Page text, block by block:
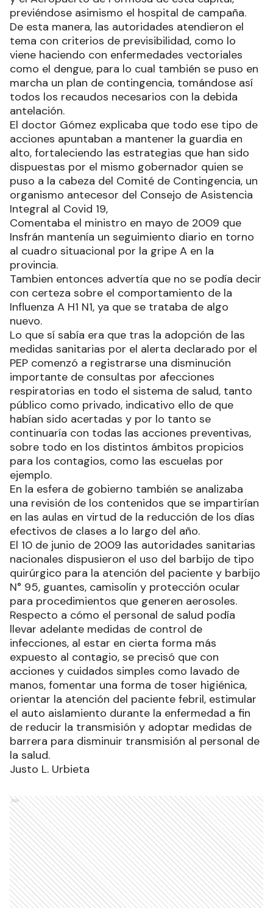
previéndose asimismo el hospital de campaña.
De esta manera, las autoridades atendieron el
tema con criterios de previsibilidad, como lo
viene haciendo con enfermedades vectoriales
como el dengue, para lo cual también se puso en
marcha un plan de contingencia, tomándose así
todos los recaudos necesarios con la debida
antelación.
El doctor Gómez explicaba que todo ese tipo de
acciones apuntaban a mantener la guardia en
alto, fortaleciendo las estrategias que han sido
dispuestas por el mismo gobernador quien se
puso a la cabeza del Comité de Contingencia, un
organismo antecesor del Consejo de Asistencia
Integral al Covid 19,
Comentaba el ministro en mayo de 2009 que
Insfrán mantenía un seguimiento diario en torno
al cuadro situacional por la gripe A en la
provincia.
Tambien entonces advertía que no se podía decir
con certeza sobre el comportamiento de la
Influenza A H1 N1, ya que se trataba de algo
nuevo.
Lo que sí sabía era que tras la adopción de las
medidas sanitarias por el alerta declarado por el
PEP comenzó a registrarse una disminución
importante de consultas por afecciones
respiratorias en todo el sistema de salud, tanto
público como privado, indicativo ello de que
habían sido acertadas y por lo tanto se
continuaría con todas las acciones preventivas,
sobre todo en los distintos ámbitos propicios
para los contagios, como las escuelas por
ejemplo.
En la esfera de gobierno también se analizaba
una revisión de los contenidos que se impartirían
en las aulas en virtud de la reducción de los días
efectivos de clases a lo largo del año.
El 10 de junio de 2009 las autoridades sanitarias
nacionales dispusieron el uso del barbijo de tipo
quirúrgico para la atención del paciente y barbijo
N° 95, guantes, camisolín y protección ocular
para procedimientos que generen aerosoles.
Respecto a cómo el personal de salud podía
llevar adelante medidas de control de
infecciones, al estar en cierta forma más
expuesto al contagio, se precisó que con
acciones y cuidados simples como lavado de
manos, fomentar una forma de toser higiénica,
orientar la atención del paciente febril, estimular
el auto aislamiento durante la enfermedad a fin
de reducir la transmisión y adoptar medidas de
barrera para disminuir transmisión al personal de
la salud.
Justo L. Urbieta
Ads